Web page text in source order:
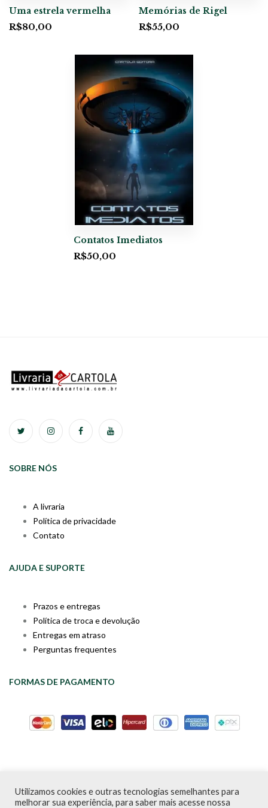
Uma estrela vermelha
R$80,00
Memórias de Rigel
R$55,00
Contatos Imediatos
R$50,00
SOBRE NÓS
A livraria
Política de privacidade
Contato
AJUDA E SUPORTE
Prazos e entregas
Política de troca e devolução
Entregas em atraso
Perguntas frequentes
FORMAS DE PAGAMENTO
Livraria da Cartola © Desde 2020 | CNPJ: 31.298.135/0001-09 |
Utilizamos cookies e outras tecnologias semelhantes para
melhorar sua experiência, para saber mais acesse nossa